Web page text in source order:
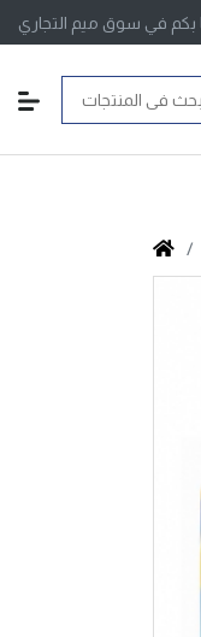
بكم في سوق ميم التجاري